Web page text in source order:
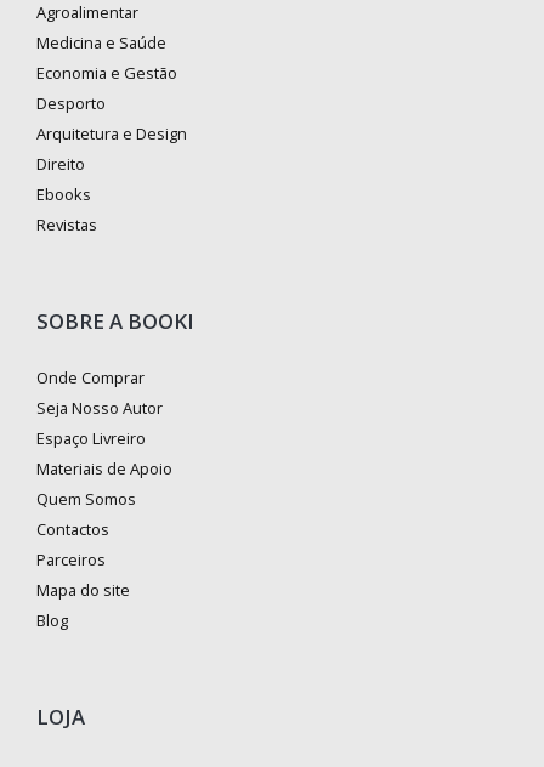
Agroalimentar
Medicina e Saúde
Economia e Gestão
Desporto
Arquitetura e Design
Direito
Ebooks
Revistas
SOBRE A BOOKI
Onde Comprar
Seja Nosso Autor
Espaço Livreiro
Materiais de Apoio
Quem Somos
Contactos
Parceiros
Mapa do site
Blog
LOJA